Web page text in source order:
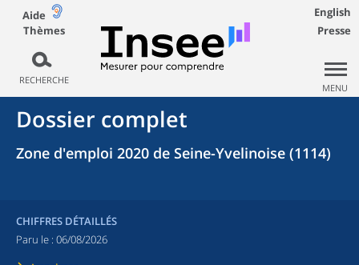
Aide
Thèmes
RECHERCHE
English
Presse
MENU
Dossier complet
Zone d'emploi 2020 de Seine-Yvelinoise (1114)
CHIFFRES DÉTAILLÉS
Paru le : 06/08/2026